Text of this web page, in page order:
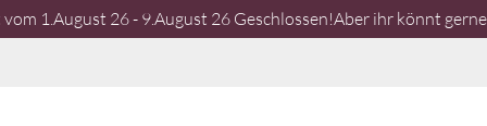
1.August 26 - 9.August 26 Geschlossen!Aber ihr könnt